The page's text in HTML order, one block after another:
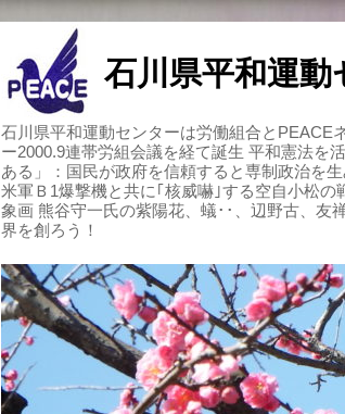
石川県平和運動
石川県平和運動センターは労働組合とPEACE
ー2000.9連帯労組会議を経て誕生 平和憲法を
ある」：国民が政府を信頼すると専制政治を
米軍Ｂ1爆撃機と共に｢核威嚇｣する空自小松
象画 熊谷守一氏の紫陽花、蟻･･、辺野古、友
界を創ろう！